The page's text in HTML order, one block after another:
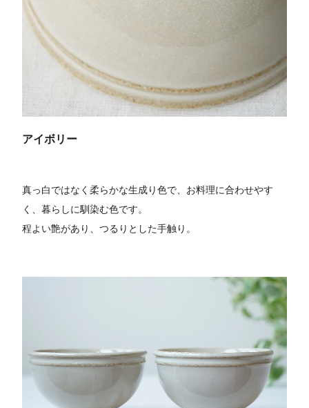
アイボリー
真っ白ではなく柔らかな生成り色で、お料理に合わせやす
く、暮らしに馴染む色です。
程よい艶があり、つるりとした手触り。